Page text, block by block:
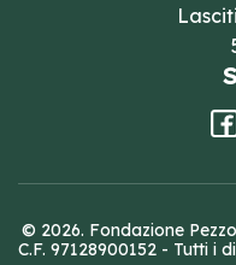
© 2026. Fondazione
C.F. 97128900152 - Tutti i